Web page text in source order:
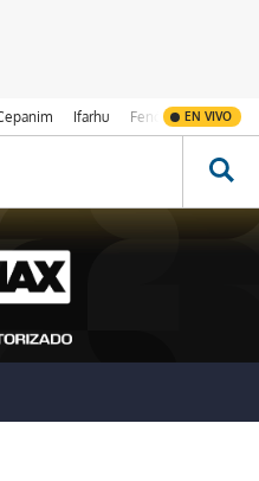
Ifarhu Fenómeno de El
EN VIVO